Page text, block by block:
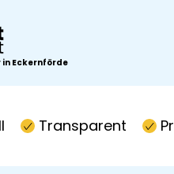
in Eckernförde
Transparent